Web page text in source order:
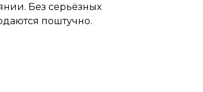
Без серьёзных
поштучно.